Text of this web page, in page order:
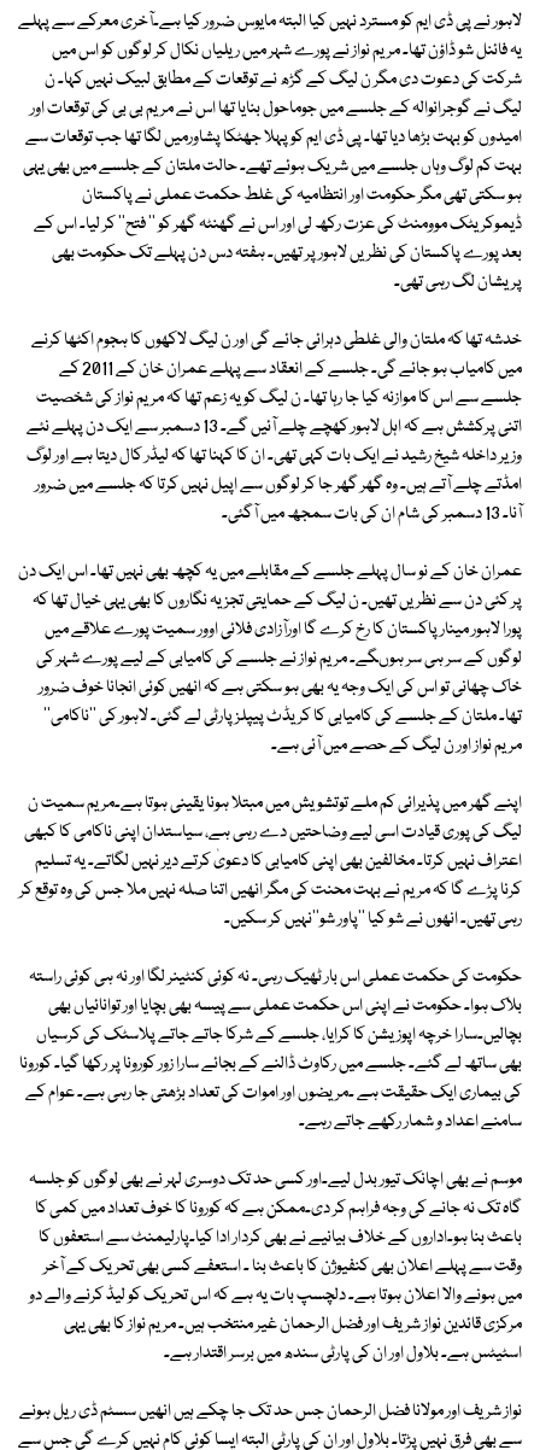
لاہور نے پی ڈی ایم کو مسترد نہیں کیا البتہ مایوس ضرور کیا ہے۔آخری معرکے سے پہلے
یہ فائنل شو ڈاؤن تھا۔ مریم نواز نے پورے شہر میں ریلیاں نکال کر لوگوں کو اس میں
شرکت کی دعوت دی مگر ن لیگ کے گڑھ نے توقعات کے مطابق لبیک نہیں کہا۔ ن
لیگ نے گوجرانوالہ کے جلسے میں جوماحول بنایا تھا اس نے مریم بی بی کی توقعات اور
امیدوں کو بہت بڑھا دیا تھا۔ پی ڈی ایم کو پہلا جھٹکا پشاورمیں لگا تھا جب توقعات سے
بہت کم لوگ وہاں جلسے میں شریک ہوئے تھے۔ حالت ملتان کے جلسے میں بھی یہی
ہو سکتی تھی مگر حکومت اور انتظامیہ کی غلط حکمت عملی نے پاکستان
ڈیموکریٹک موومنٹ کی عزت رکھ لی اور اس نے گھنٹہ گھر کو '' فتح'' کر لیا۔ اس کے
بعد پورے پاکستان کی نظریں لاہور پر تھیں۔ ہفتہ دس دن پہلے تک حکومت بھی
پریشان لگ رہی تھی۔
خدشہ تھا کہ ملتان والی غلطی دہرائی جائے گی اور ن لیگ لاکھوں کا ہجوم اکٹھا کرنے
میں کامیاب ہو جائے گی۔ جلسے کے انعقاد سے پہلے عمران خان کے 2011 کے
جلسے سے اس کا موازنہ کیا جا رہا تھا۔ ن لیگ کو یہ زعم تھا کہ مریم نواز کی شخصیت
اتنی پرکشش ہے کہ اہل لاہور کھچے چلے آئیں گے۔ 13 دسمبر سے ایک دن پہلے نئے
وزیر داخلہ شیخ رشید نے ایک بات کہی تھی۔ ان کا کہنا تھا کہ لیڈر کال دیتا ہے اور لوگ
امڈتے چلے آتے ہیں۔ وہ گھر گھر جا کر لوگوں سے اپیل نہیں کرتا کہ جلسے میں ضرور
آنا۔ 13 دسمبر کی شام ان کی بات سمجھ میں آگئی۔
عمران خان کے نو سال پہلے جلسے کے مقابلے میں یہ کچھ بھی نہیں تھا۔ اس ایک دن
پر کئی دن سے نظریں تھیں۔ ن لیگ کے حمایتی تجزیہ نگاروں کا بھی یہی خیال تھا کہ
پورا لاہور مینار پاکستان کا رخ کرے گا اورآزادی فلائی اوور سمیت پورے علاقے میں
لوگوں کے سر ہی سر ہوںگے۔ مریم نواز نے جلسے کی کامیابی کے لیے پورے شہر کی
خاک چھانی تو اس کی ایک وجہ یہ بھی ہو سکتی ہے کہ انھیں کوئی انجانا خوف ضرور
تھا۔ ملتان کے جلسے کی کامیابی کا کریڈٹ پیپلز پارٹی لے گئی۔ لاہور کی ''ناکامی''
مریم نواز اور ن لیگ کے حصے میں آئی ہے۔
اپنے گھر میں پذیرائی کم ملے توتشویش میں مبتلا ہونا یقینی ہوتا ہے۔مریم سمیت ن
لیگ کی پوری قیادت اسی لیے وضاحتیں دے رہی ہے، سیاستدان اپنی ناکامی کا کبھی
اعتراف نہیں کرتا۔ مخالفین بھی اپنی کامیابی کا دعویٰ کرتے دیر نہیں لگاتے۔ یہ تسلیم
کرنا پڑے گا کہ مریم نے بہت محنت کی مگر انھیں اتنا صلہ نہیں ملا جس کی وہ توقع کر
رہی تھیں۔ انھوں نے شو کیا ''پاور شو''نہیں کر سکیں۔
حکومت کی حکمت عملی اس بار ٹھیک رہی۔ نہ کوئی کنٹینر لگا اور نہ ہی کوئی راستہ
بلاک ہوا۔ حکومت نے اپنی اس حکمت عملی سے پیسہ بھی بچایا اور توانائیاں بھی
بچالیں۔سارا خرچہ اپوزیشن کا کرایا، جلسے کے شرکا جاتے جاتے پلاسٹک کی کرسیاں
بھی ساتھ لے گئے۔ جلسے میں رکاوٹ ڈالنے کے بجائے سارا زور کورونا پر رکھا گیا۔ کورونا
کی بیماری ایک حقیقت ہے ۔مریضوں اور اموات کی تعداد بڑھتی جا رہی ہے۔ عوام کے
سامنے اعداد و شمار رکھے جاتے رہے۔
موسم نے بھی اچانک تیور بدل لیے۔اور کسی حد تک دوسری لہر نے بھی لوگوں کو جلسہ
گاہ تک نہ جانے کی وجہ فراہم کر دی۔ممکن ہے کہ کورونا کا خوف تعداد میں کمی کا
باعث بنا ہو۔اداروں کے خلاف بیانیے نے بھی کردار ادا کیا۔پارلیمنٹ سے استعفوں کا
وقت سے پہلے اعلان بھی کنفیوژن کا باعث بنا ۔ استعفے کسی بھی تحریک کے آخر
میں ہونے والا اعلان ہوتا ہے۔ دلچسپ بات یہ ہے کہ اس تحریک کو لیڈ کرنے والے دو
مرکزی قائدین نواز شریف اور فضل الرحمان غیر منتخب ہیں۔ مریم نواز کا بھی یہی
اسٹیٹس ہے۔ بلاول اور ان کی پارٹی سندھ میں برسر اقتدار ہے۔
نواز شریف اور مولانا فضل الرحمان جس حد تک جا چکے ہیں انھیں سسٹم ڈی ریل ہونے
سے بھی فرق نہیں پڑتا۔ بلاول اور ان کی پارٹی البتہ ایسا کوئی کام نہیں کرے گی جس سے